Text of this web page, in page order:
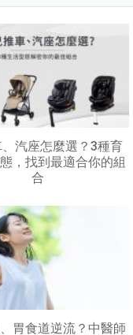
汽座怎麼選？3種育
，找到最適合你的組
合
胃食道逆流？中醫師